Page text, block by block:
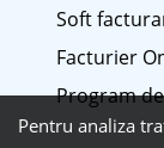
Soft
Facturier
Program
Pentru analiza